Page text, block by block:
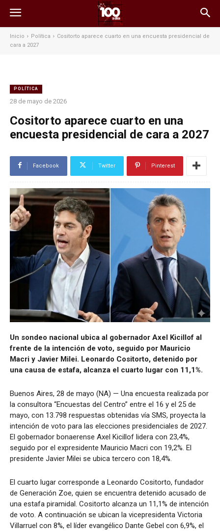
Inicio Política
Cositorto aparece cuarto en una encuesta presidencial de
cara a 2027
POLÍTICA
28 de mayo de 2026
Cositorto aparece cuarto en una
encuesta presidencial de cara a 2027
Facebook Twitter Pinterest
Un sondeo nacional ubica al gobernador Axel Kicillof al
frente de la intención de voto, seguido por Mauricio
Macri y Javier Milei. Leonardo Cositorto, detenido por
una causa de estafa, alcanza el cuarto lugar con 11,1%.
Buenos Aires, 28 de mayo (NA) — Una encuesta realizada por
la consultora “Encuestas del Centro” entre el 16 y el 25 de
mayo, con 13.798 respuestas obtenidas vía SMS, proyecta la
intención de voto para las elecciones presidenciales de 2027.
El gobernador bonaerense Axel Kicillof lidera con 23,4%,
seguido por el expresidente Mauricio Macri con 19,2%. El
presidente Javier Milei se ubica tercero con 18,4%.
El cuarto lugar corresponde a Leonardo Cositorto, fundador
de Generación Zoe, quien se encuentra detenido acusado de
una estafa piramidal. Cositorto alcanza un 11,1% de intención
de voto. A continuación se ubican la vicepresidenta Victoria
Villarruel con 8%, el líder evangélico Dante Gebel con 6,9%, el